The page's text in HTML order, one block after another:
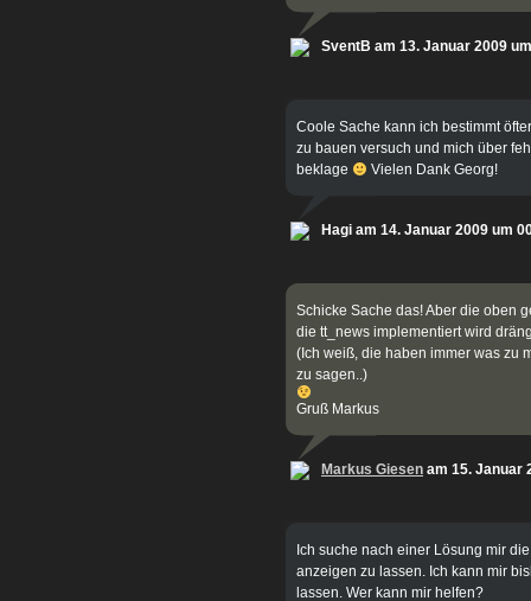
SventB am 13. Januar 2009
Coole Sache kann ich bestimmt
zu bauen versuch und mich über
beklage
Vielen Dank Georg!
Hagi am 14. Januar 2009 um
Schicke Sache das! Aber die oben
die tt_news implementiert wird
(Ich weiß, die haben immer was zu
zu sagen..)
Gruß Markus
Markus Giesen am 15. Januar
Ich suche nach einer Lösung mir
anzeigen zu lassen. Ich kann mir
lassen. Wer kann mir helfen?